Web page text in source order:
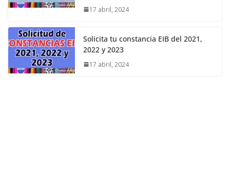
17 abril, 2024
Solicita tu constancia EIB del 2021,
2022 y 2023
17 abril, 2024